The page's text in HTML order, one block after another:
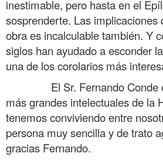
inestimable, pero hasta en el
sosprenderte. Las implicaciones
obra es incalculable también. Y
siglos han ayudado a esconder
una de los corolarios más
El Sr. Fernando
más grandes intelectuales de la
tenemos conviviendo entre
persona muy sencilla y de trato
gracias Fernando.